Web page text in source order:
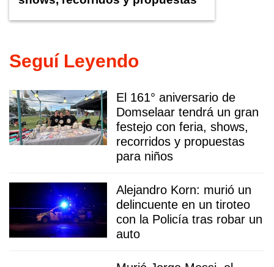
Seguí Leyendo
El 161° aniversario de
Domselaar tendrá un gran
festejo con feria, shows,
recorridos y propuestas
para niños
Alejandro Korn: murió un
delincuente en un tiroteo
con la Policía tras robar un
auto